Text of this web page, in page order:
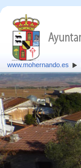
www.mohernando.es